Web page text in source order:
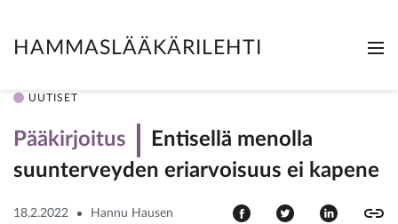
HAMMASLÄÄKÄRILEHTI
UUTISET
Pääkirjoitus
Entisellä menolla
suunterveyden eriarvoisuus ei kapene
18.2.2022 Hannu Hausen